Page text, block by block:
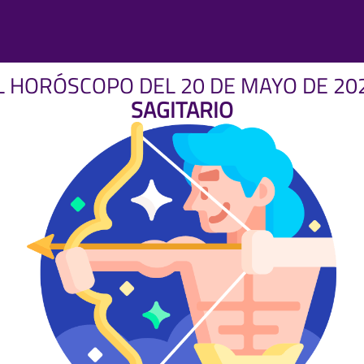
HORÓSCOPO DEL 20 DE MAYO DE
SAGITARIO